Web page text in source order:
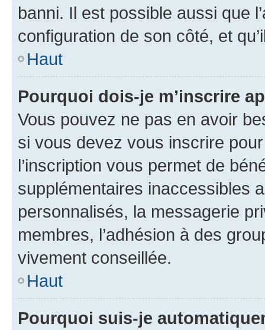
banni. Il est possible aussi que
configuration de son côté, et
Haut
Pourquoi dois-je m’inscrire
Vous pouvez ne pas en avoir
si vous devez vous inscrire
l’inscription vous permet de
supplémentaires inaccessibles
personnalisés, la messagerie
membres, l’adhésion à des
vivement conseillée.
Haut
Pourquoi suis-je